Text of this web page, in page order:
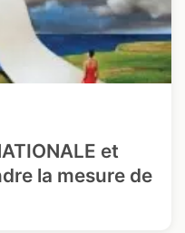
et
la mesure de